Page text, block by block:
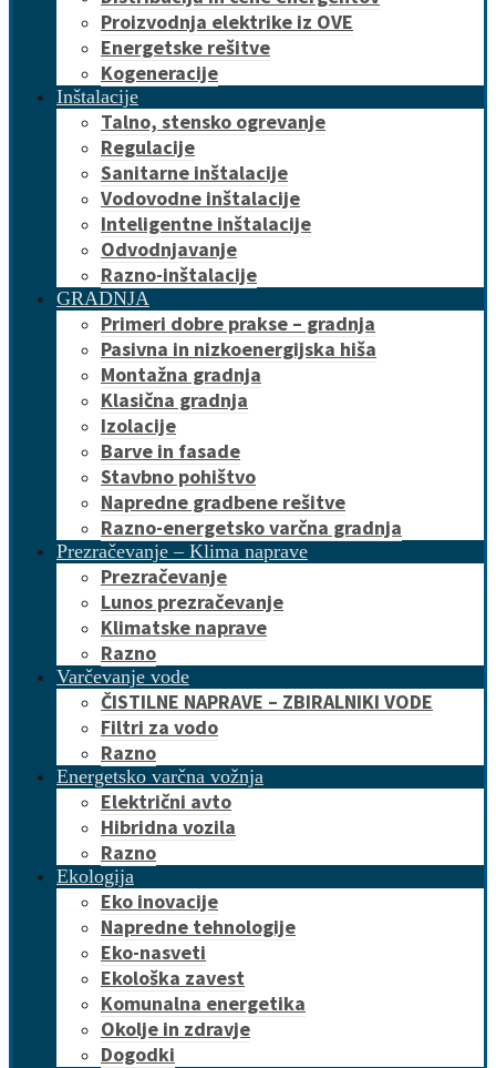
Proizvodnja elektrike iz OVE
Energetske rešitve
Kogeneracije
Inštalacije
Talno, stensko ogrevanje
Regulacije
Sanitarne inštalacije
Vodovodne inštalacije
Inteligentne inštalacije
Odvodnjavanje
Razno-inštalacije
GRADNJA
Primeri dobre prakse – gradnja
Pasivna in nizkoenergijska hiša
Montažna gradnja
Klasična gradnja
Izolacije
Barve in fasade
Stavbno pohištvo
Napredne gradbene rešitve
Razno-energetsko varčna gradnja
Prezračevanje – Klima naprave
Prezračevanje
Lunos prezračevanje
Klimatske naprave
Razno
Varčevanje vode
ČISTILNE NAPRAVE – ZBIRALNIKI VODE
Filtri za vodo
Razno
Energetsko varčna vožnja
Električni avto
Hibridna vozila
Razno
Ekologija
Eko inovacije
Napredne tehnologije
Eko-nasveti
Ekološka zavest
Komunalna energetika
Okolje in zdravje
Dogodki